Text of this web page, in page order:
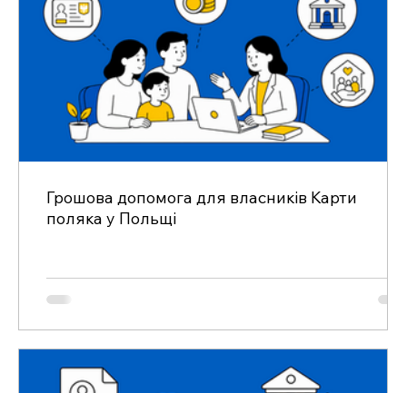
Грошова допомога для власників Карти
поляка у Польщі